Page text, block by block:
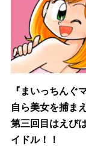
『まいっちんぐ
自ら美女を捕ま
第三回目はえび
イドル！！